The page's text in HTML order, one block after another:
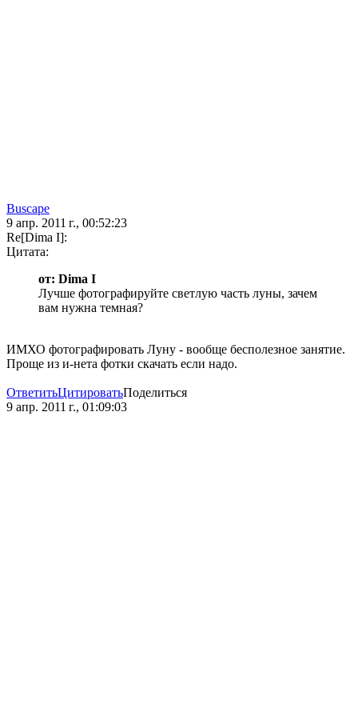
Buscape
9 апр. 2011 г., 00:52:23
Re[Dima I]:
Цитата:
от: Dima I
Лучше фотографируйте светлую часть луны, зачем
вам нужна темная?
ИМХО фотографировать Луну - вообще бесполезное занятие.
Проще из и-нета фотки скачать если надо.
ОтветитьЦитироватьПоделиться
9 апр. 2011 г., 01:09:03